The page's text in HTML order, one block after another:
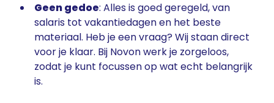
Geen gedoe: Alles is goed geregeld, van
salaris tot vakantiedagen en het beste
materiaal. Heb je een vraag? Wij staan direct
voor je klaar. Bij Novon werk je zorgeloos,
zodat je kunt focussen op wat echt belangrijk
is.